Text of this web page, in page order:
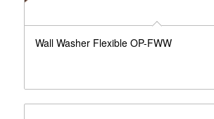
Wall Washer Flexible OP-FWW